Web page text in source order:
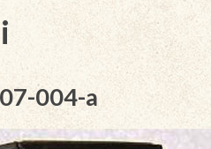
004-a